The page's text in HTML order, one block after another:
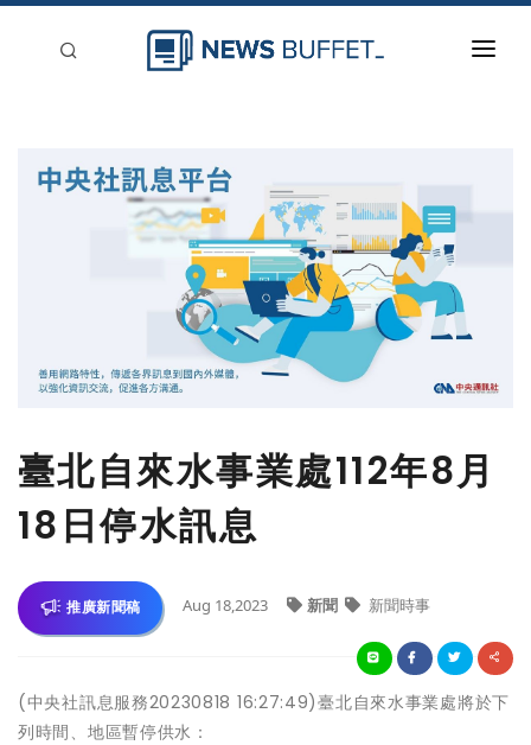
臺北自來水事業處112年8月
18日停水訊息
推廣新聞稿 Aug 18,2023 新聞 新聞時事
(中央社訊息服務20230818 16:27:49)臺北自來水事業處將於下
列時間、地區暫停供水：